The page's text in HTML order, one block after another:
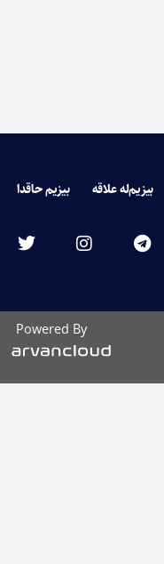
بیزیم‌له علاقه بیزیم حاقدا
Powered By